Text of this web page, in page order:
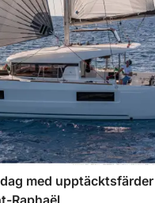
med upptäcktsfärder
Raphaël